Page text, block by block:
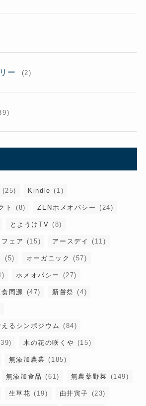
ー (2)
(25) Kindle (1)
ト (8) ZENホメオパシー (24)
とようけTV (8)
ェア (15) アースデイ (11)
(5) オーガニック (57)
ホメオパシー (27)
食同源 (47) 新嘗祭 (4)
るシンポジウム (84)
木の花の咲くや (15)
無添加農業 (185)
無添加食品 (61) 無農薬野菜 (149)
生草花 (19) 由井寅子 (23)